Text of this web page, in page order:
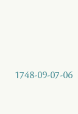
1748-09-07-06